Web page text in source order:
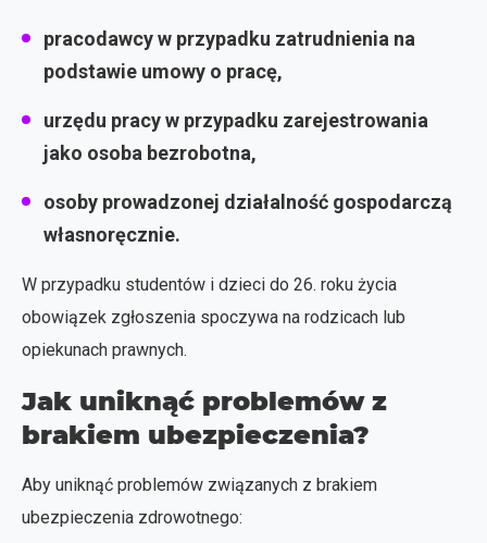
pracodawcy w przypadku zatrudnienia na
podstawie umowy o pracę,
urzędu pracy w przypadku zarejestrowania
jako osoba bezrobotna,
osoby prowadzonej działalność gospodarczą
własnoręcznie.
W przypadku studentów i dzieci do 26. roku życia
obowiązek zgłoszenia spoczywa na rodzicach lub
opiekunach prawnych.
Jak uniknąć problemów z
brakiem ubezpieczenia?
Aby uniknąć problemów związanych z brakiem
ubezpieczenia zdrowotnego: